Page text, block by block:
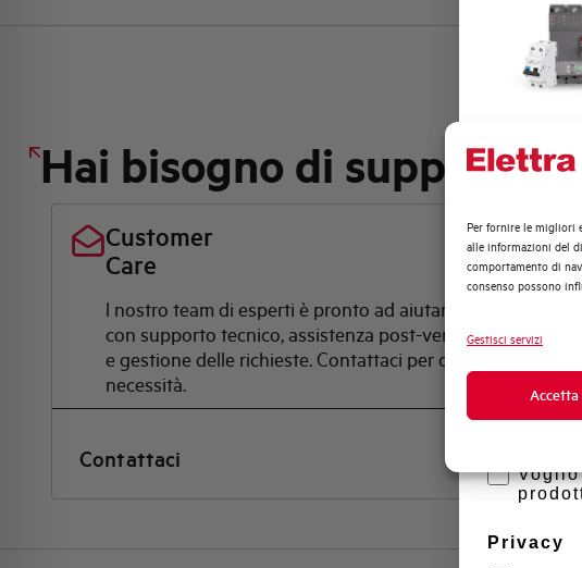
Per fornire le migliori
alle informazioni del
comportamento di
consenso possono
Gestisci servizi
Accetta
Hai bisogno di supporto?
Customer
Care
l nostro team di esperti è pronto ad aiutarti
con supporto tecnico, assistenza post-vendita
e gestione delle richieste. Contattaci per ogni
necessità.
Contattaci
Quali
Privacy